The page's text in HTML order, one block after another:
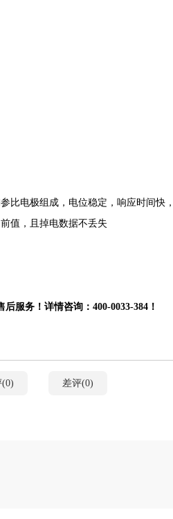
参比电极组成，电位稳定，响应时间快
值，且掉电数据不丢失
后服务！详情咨询：400-0033-384！
差评(0)